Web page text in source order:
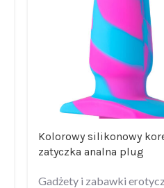
Kolorowy silikonowy
zatyczka analna plug
Gadżety i zabawki